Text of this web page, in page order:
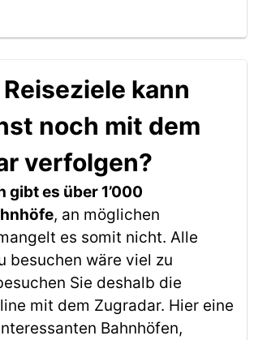
kann
noch mit dem
verfolgen?
gibt es über 1’000
, an möglichen
es somit nicht. Alle
besuchen wäre viel zu
Sie deshalb die
mit dem Zugradar. Hier eine
Bahnhöfen,